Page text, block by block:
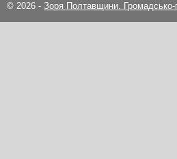
© 2026 - Зоря Полтавщини. Громадсько-